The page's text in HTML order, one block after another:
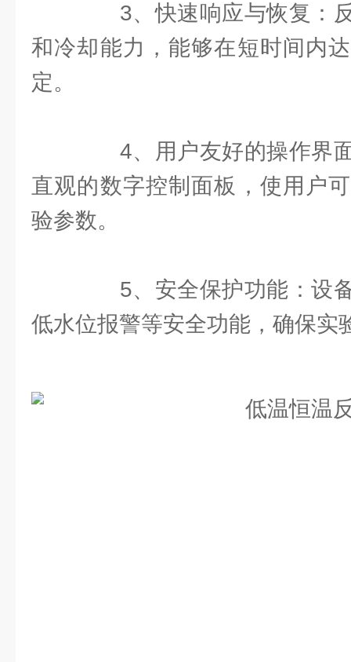
3、快速响应与恢复：反
和冷却能力，能够在短时间内
定。
4、用户友好的操作界面
直观的数字控制面板，使用户
验参数。
5、安全保护功能：设备
低水位报警等安全功能，确保实